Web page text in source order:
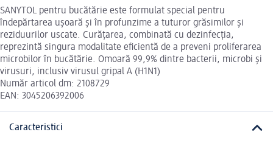
SANYTOL pentru bucătărie este formulat special pentru
îndepărtarea ușoară și în profunzime a tuturor grăsimilor și
reziduurilor uscate. Curățarea, combinată cu dezinfecția,
reprezintă singura modalitate eficientă de a preveni proliferarea
microbilor în bucătărie. Omoară 99,9% dintre bacterii, microbi și
virusuri, inclusiv virusul gripal A (H1N1)
Număr articol dm: 2108729
EAN: 3045206392006
Caracteristici